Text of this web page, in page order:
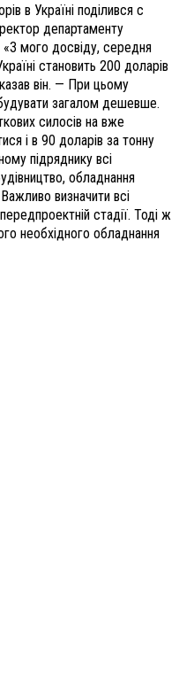
в Україні поділився с
департаменту
«З мого досвіду, середня
становить 200 доларів
він. — При цьому
загалом дешевше.
силосів на вже
і в 90 доларів за тонну
підряднику всі
обладнання
визначити всі
стадії. Тоді ж
необхідного обладнання